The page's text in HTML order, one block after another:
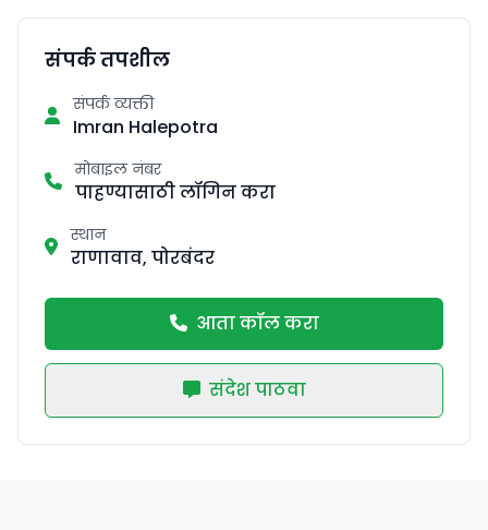
संपर्क तपशील
संपर्क व्यक्ती
Imran Halepotra
मोबाइल नंबर
पाहण्यासाठी लॉगिन करा
स्थान
राणावाव, पोरबंदर
आता कॉल करा
संदेश पाठवा